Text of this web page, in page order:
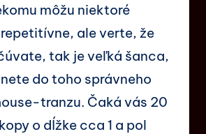
môžu niektoré
ale verte, že
tak je veľká šanca,
do toho správneho
tranzu. Čaká vás 20
o dĺžke cca 1 a pol